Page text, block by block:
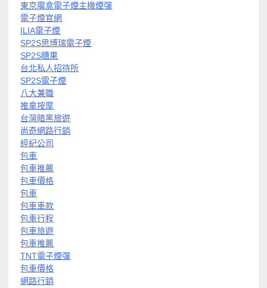
東京魔盒電子煙主機煙彈
電子煙官網
ILIA電子煙
SP2S思博瑞電子煙
SP2S糖果
台北私人招待所
SP2S電子煙
八大兼職
推拿按摩
台灣暗黑旅遊
尚奇網路行銷
經紀公司
包車
包車推薦
包車價格
包車
包車車款
包車行程
包車旅遊
包車推薦
TNT電子煙彈
包車價格
網路行銷